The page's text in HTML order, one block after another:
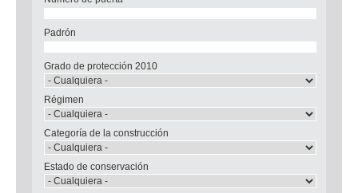
Padrón
Grado de protección 2010
Régimen
Categoría de la construcción
Estado de conservación